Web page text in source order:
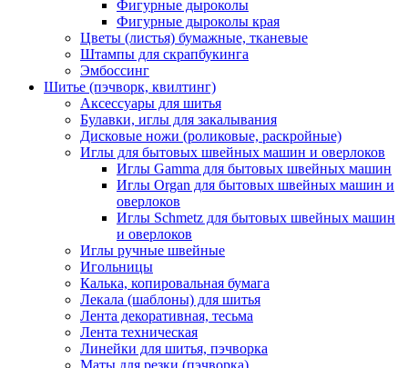
Фигурные дыроколы
Фигурные дыроколы края
Цветы (листья) бумажные, тканевые
Штампы для скрапбукинга
Эмбоссинг
Шитье (пэчворк, квилтинг)
Аксессуары для шитья
Булавки, иглы для закалывания
Дисковые ножи (роликовые, раскройные)
Иглы для бытовых швейных машин и оверлоков
Иглы Gamma для бытовых швейных машин
Иглы Organ для бытовых швейных машин и
оверлоков
Иглы Schmetz для бытовых швейных машин
и оверлоков
Иглы ручные швейные
Игольницы
Калька, копировальная бумага
Лекала (шаблоны) для шитья
Лента декоративная, тесьма
Лента техническая
Линейки для шитья, пэчворка
Маты для резки (пэчворка)